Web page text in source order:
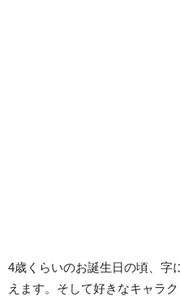
4歳くらいのお誕生日の頃、字
えます。そして好きなキャラ